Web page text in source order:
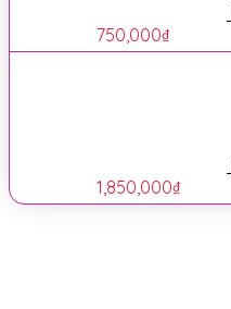
750,000₫
1,850,000₫